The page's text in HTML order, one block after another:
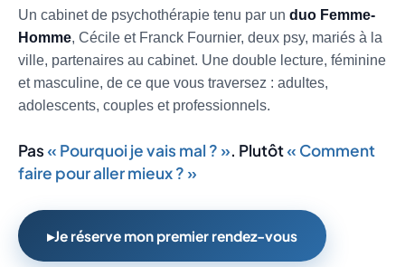
Un cabinet de psychothérapie tenu par un duo Femme-
Homme, Cécile et Franck Fournier, deux psy, mariés à la
ville, partenaires au cabinet. Une double lecture, féminine
et masculine, de ce que vous traversez : adultes,
adolescents, couples et professionnels.
Pas« Pourquoi je vais mal ? ». Plutôt« Comment
faire pour aller mieux ? »
Je réserve mon premier rendez-vous